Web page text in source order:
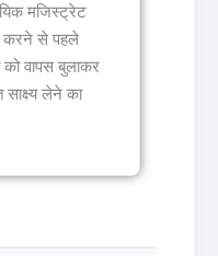
मजिस्ट्रेट
करने से पहले
को वापस बुलाकर
साक्ष्य लेने का